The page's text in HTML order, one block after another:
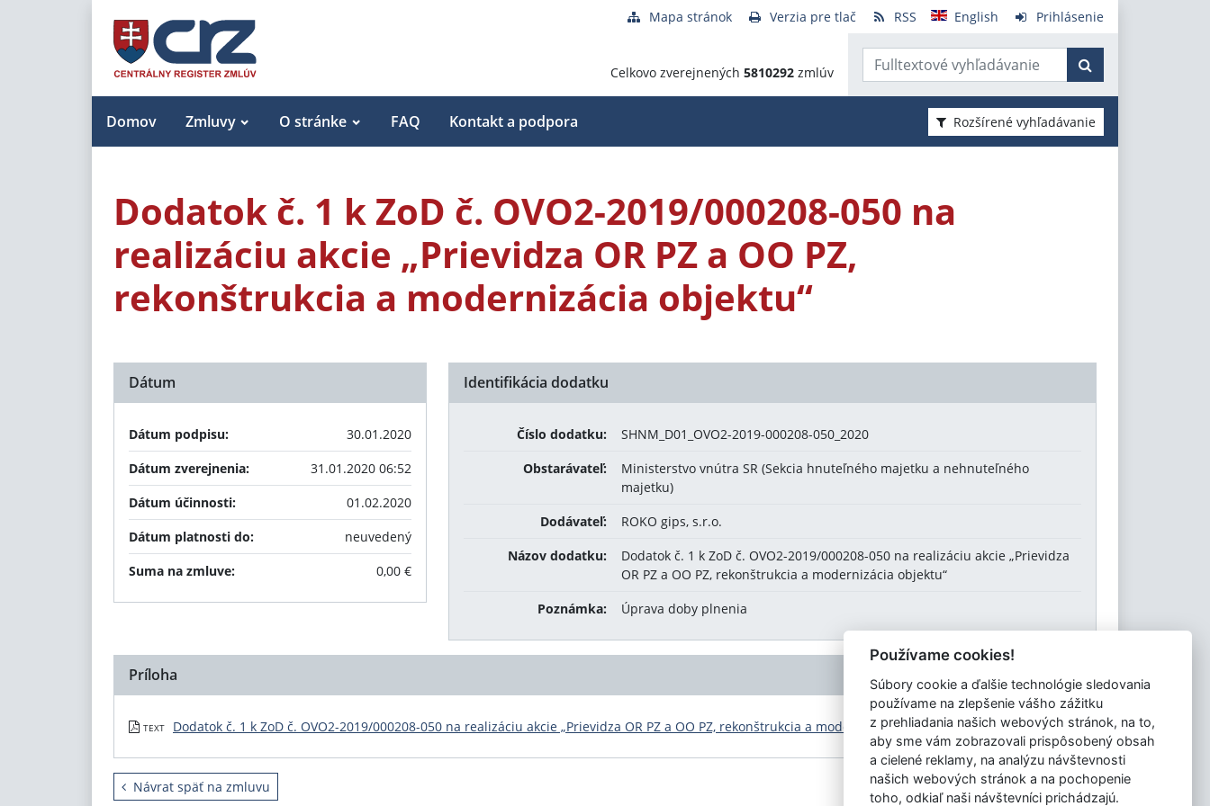
Mapa stránok Verzia pre tlač RSS English Prihlásenie
Celkovo zverejnených 5810292 zmlúv
Domov Zmluvy O stránke FAQ Kontakt a podpora Rozšírené vyhľadávanie
Dodatok č. 1 k ZoD č. OVO2-2019/000208-050 na
realizáciu akcie „Prievidza OR PZ a OO PZ,
rekonštrukcia a modernizácia objektu“
Identifikácia dodatku
Číslo dodatku:
SHNM_D01_OVO2-2019-000208-050_2020
Obstarávateľ:
Ministerstvo vnútra SR (Sekcia hnuteľného majetku a nehnuteľného
majetku)
Dodávateľ:
ROKO gips, s.r.o.
Názov dodatku:
Dodatok č. 1 k ZoD č. OVO2-2019/000208-050 na realizáciu akcie „Prievidza
OR PZ a OO PZ, rekonštrukcia a modernizácia objektu“
Poznámka:
Úprava doby plnenia
Dátum
Dátum podpisu:
30.01.2020
Dátum zverejnenia:
31.01.2020 06:52
Dátum účinnosti:
01.02.2020
Dátum platnosti do:
neuvedený
Suma na zmluve:
0,00 €
Príloha
TEXT Dodatok č. 1 k ZoD č. OVO2-2019/000208-050 na realizáciu akcie „Prievidza OR PZ a OO PZ, rekonštrukcia a modernizácia objektu“ (., )
Návrat späť na zmluvu
Používame cookies!
Súbory cookie a ďalšie technológie sledovania
používame na zlepšenie vášho zážitku
z prehliadania našich webových stránok, na to,
aby sme vám zobrazovali prispôsobený obsah
a cielené reklamy, na analýzu návštevnosti
našich webových stránok a na pochopenie
toho, odkiaľ naši návštevníci prichádzajú.